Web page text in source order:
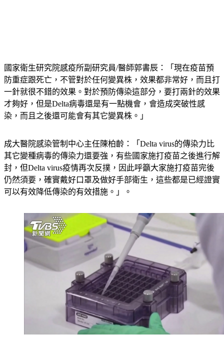
國家衛生研究院感疫所副研究員/醫師郭書辰：「現在疫苗預
防重症跟死亡，不管對於任何變異株，效果都非常好，而且打
一針就很不錯的效果。對於預防傳染這部分，要打兩針的效果
才夠好，但是Delta病毒還是有一點機會，會造成突破性感
染，而且之後還可能會有其它變異株。」
成大醫院感染管制中心主任陳柏齡：「Delta virus的傳染力比
其它變種病毒的傳染力還要強，有些國家施打疫苗之後進行解
封，但Delta virus疫情再次反撲，因此呼籲大家施打疫苗完後
仍然須要，確實戴好口罩及做好手部衛生，這些都是已經證實
可以有效降低傳染的有效措施。」。